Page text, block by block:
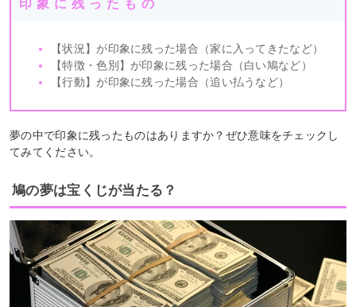
印象に残ったもの
【状況】が印象に残った場合（家に入ってきたなど）
【特徴・色別】が印象に残った場合（白い鳩など）
【行動】が印象に残った場合（追い払うなど）
夢の中で印象に残ったものはありますか？ぜひ意味をチェックし
てみてください。
鳩の夢は宝くじが当たる？